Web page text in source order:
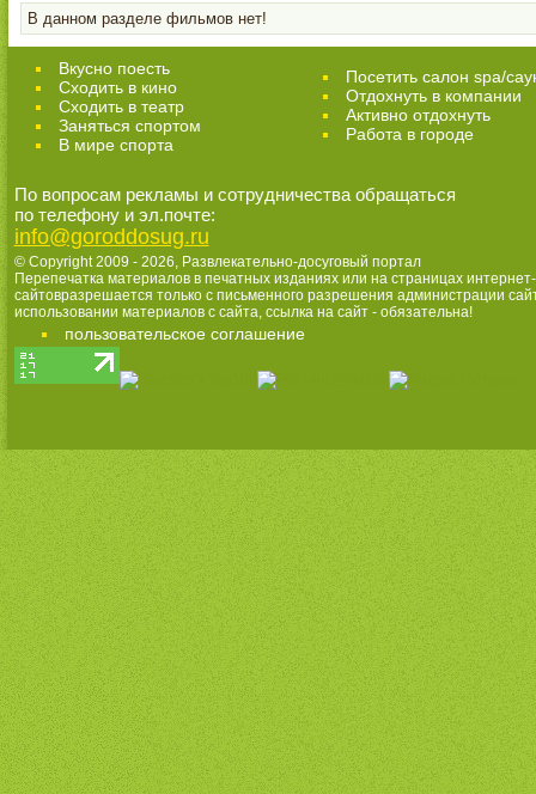
В данном разделе фильмов нет!
Вкусно поесть
Сходить в кино
Cходить в театр
Заняться спортом
В мире спорта
Посетить салон spa/
Отдохнуть в компании
Активно отдохнуть
Работа в городе
По вопросам рекламы и сотрудничества обращаться
по телефону и эл.почте:
info@goroddosug.ru
© Copyright 2009 - 2026, Развлекательно-досуговый портал
Перепечатка материалов в печатных изданиях или на страницах интернет-
сайтовразрешается только с письменного разрешения администрации
использовании материалов с сайта, ссылка на сайт - обязательна!
пользовательское соглашение